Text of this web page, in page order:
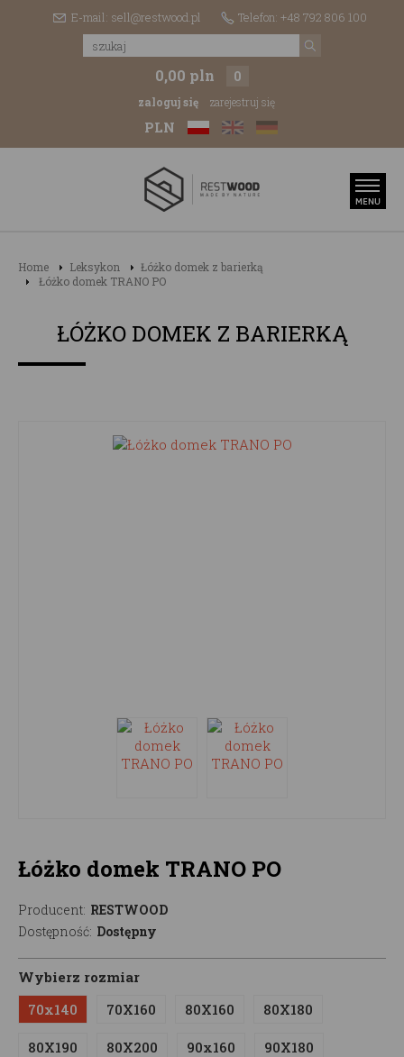
E-mail: sell@restwood.pl Telefon: +48 792 806 100
0,00 pln 0
zaloguj się zarejestruj się
PLN
Home Leksykon
Łóżko domek z barierką
Łóżko domek TRANO PO
ŁÓŻKO DOMEK Z BARIERKĄ
Łóżko domek TRANO PO
Producent: RESTWOOD
Dostępność: Dostępny
Wybierz rozmiar
70x140
70X160 80X160 80X180
80X190 80X200 90x160 90X180